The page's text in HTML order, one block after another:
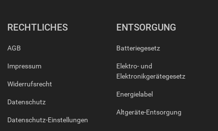
RECHTLICHES
AGB
Impressum
Widerrufsrecht
Datenschutz
Datenschutz-Einstellungen
ENTSORGUNG
Batteriegesetz
Elektro- und
Elektronikgerätegesetz
Energielabel
Altgeräte-Entsorgung